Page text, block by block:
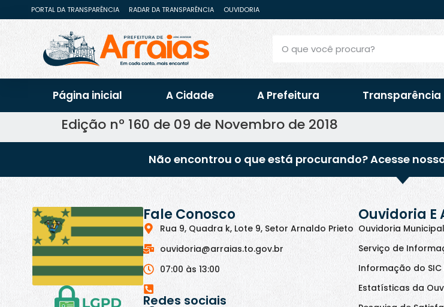
PORTAL DA TRANSPARÊNCIA RADAR DA TRANSPARÊNCIA OUVIDORIA
Página inicial A Cidade A Prefeitura Transparência
Edição nº 160 de 09 de Novembro de 2018
Não encontrou o que está procurando? Acesse
Fale Conosco
Rua 9, Quadra k, Lote 9, Setor Arnaldo Prieto
ouvidoria@arraias.to.gov.br
07:00 às 13:00
Redes sociais
Ouvidoria
Ouvidoria Municipal
Serviço de
Informação do SIC
Estatísticas da